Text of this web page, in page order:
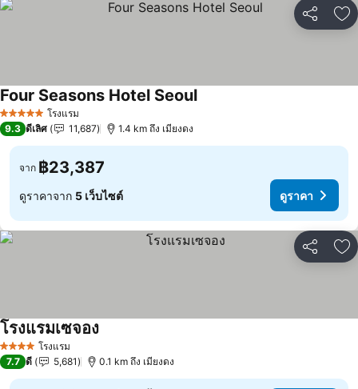
แชร์ เ
5 ดาว โรงแรม
Four Seasons Hotel Seoul
9.3 ดีเลิศ 11,687 1.4 km ถึง เมียงดง
จาก ฿23,387
ดูราคาจาก 5 เว็บไซต์ ดูราคา
แชร์ เ
4 ดาว โรงแรม
โรงแรมเซจอง
7.7 ดี 5,681 0.1 km ถึง เมียงดง